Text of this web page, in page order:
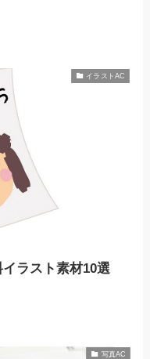
イラストAC
イラスト素材10選
写真AC